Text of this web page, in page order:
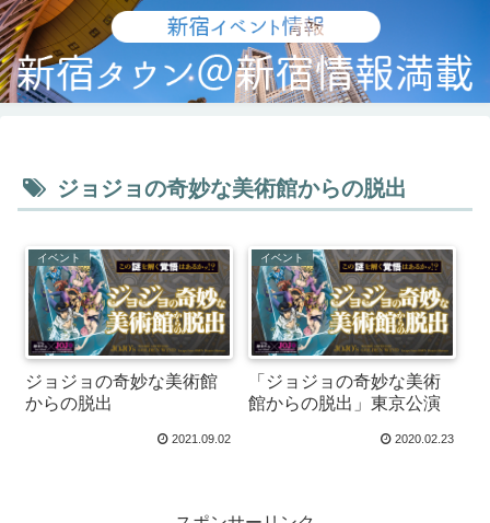
ジョジョの奇妙な美術館からの脱出
イベント
ジョジョの奇妙な美術館
からの脱出
2021.09.02
イベント
「ジョジョの奇妙な美術
館からの脱出」東京公演
2020.02.23